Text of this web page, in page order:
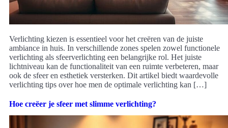
Verlichting kiezen is essentieel voor het creëren van de juiste
ambiance in huis. In verschillende zones spelen zowel functionele
verlichting als sfeerverlichting een belangrijke rol. Het juiste
lichtniveau kan de functionaliteit van een ruimte verbeteren, maar
ook de sfeer en esthetiek versterken. Dit artikel biedt waardevolle
verlichting tips over hoe men de optimale verlichting kan […]
Hoe creëer je sfeer met slimme verlichting?